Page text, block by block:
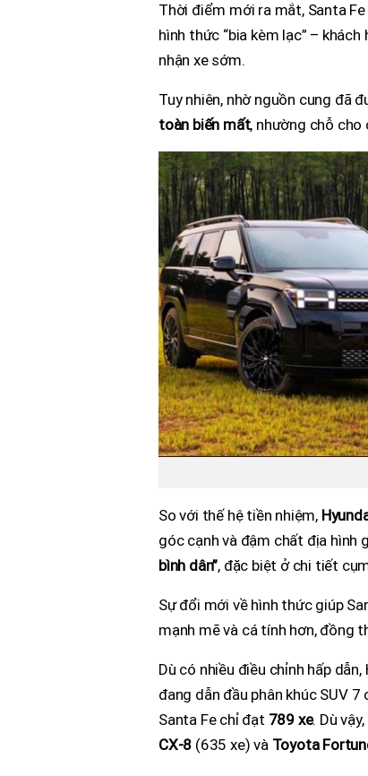
Thời điểm mới ra mắt, Santa
hình thức “bia kèm lạc” –
nhận xe sớm.
Tuy nhiên, nhờ nguồn cung đã
toàn biến mất, nhường chỗ cho
So với thế hệ tiền nhiệm,
góc cạnh và đậm chất địa hình
bình dân”, đặc biệt ở chi tiết
Sự đổi mới về hình thức giúp
mạnh mẽ và cá tính hơn, đồng
Dù có nhiều điều chỉnh hấp
đang dẫn đầu phân khúc SUV
Santa Fe chỉ đạt 789 xe. Dù
CX-8 (635 xe) và Toyota